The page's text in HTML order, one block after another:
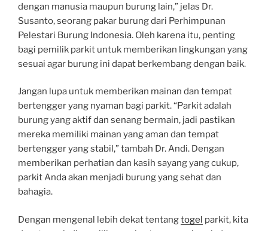
dengan manusia maupun burung lain,” jelas Dr.
Susanto, seorang pakar burung dari Perhimpunan
Pelestari Burung Indonesia. Oleh karena itu, penting
bagi pemilik parkit untuk memberikan lingkungan yang
sesuai agar burung ini dapat berkembang dengan baik.
Jangan lupa untuk memberikan mainan dan tempat
bertengger yang nyaman bagi parkit. “Parkit adalah
burung yang aktif dan senang bermain, jadi pastikan
mereka memiliki mainan yang aman dan tempat
bertengger yang stabil,” tambah Dr. Andi. Dengan
memberikan perhatian dan kasih sayang yang cukup,
parkit Anda akan menjadi burung yang sehat dan
bahagia.
Dengan mengenal lebih dekat tentangtogel parkit, kita